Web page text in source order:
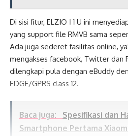
Di sisi fitur, ELZIO I 1 U ini
yang support file RMVB sama
Ada juga sederet fasilitas online,
mengakses facebook, Twitter dan
dilengkapi pula dengan eBuddy
EDGE/GPRS class 12.
Baca juga:
Spesifikasi dan
Smartphone Pertama